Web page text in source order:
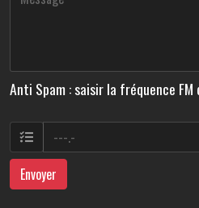
Anti Spam : saisir la fréquence
Envoyer